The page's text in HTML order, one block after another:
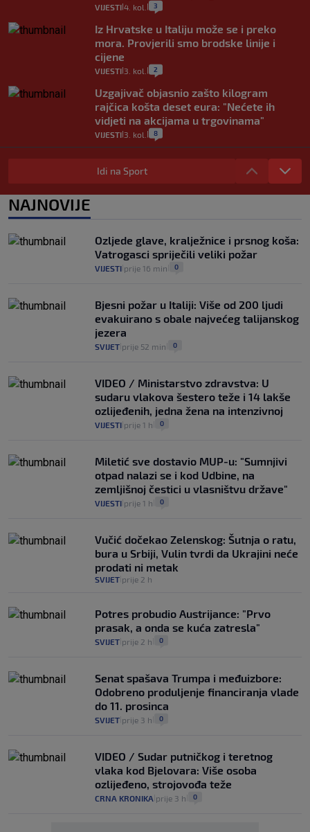
VIJESTI 4. kol. 3
Iz Hrvatske u Italiju može se i preko
mora. Provjerili smo brodske linije i
cijene
VIJESTI 3. kol. 2
Uzgajivač objasnio zašto kilogram
rajčica košta deset eura: "Nećete ih
vidjeti na akcijama u trgovinama"
VIJESTI 3. kol. 8
Selidba je jedno od stresnijih iskustava.
Evo aktualnih cijena i nekoliko savjeta
VIJESTI 2. kol. 0
automobilom na Hvar iz Zagreba, a
koliko iz Osijeka
VIJESTI|2. kol. 14
Idi na Sport
NAJNOVIJE
Ozljede glave, kralježnice i prsnog koša:
Vatrogasci spriječili veliki požar
VIJESTI prije 16 min 0
Bjesni požar u Italiji: Više od 200 ljudi
evakuirano s obale najvećeg talijanskog
jezera
SVIJET prije 52 min 0
VIDEO / Ministarstvo zdravstva: U
sudaru vlakova šestero teže i 14 lakše
ozlijeđenih, jedna žena na intenzivnoj
VIJESTI prije 1 h 0
Miletić sve dostavio MUP-u: "Sumnjivi
otpad nalazi se i kod Udbine, na
zemljišnoj čestici u vlasništvu države"
VIJESTI prije 1 h 0
Vučić dočekao Zelenskog: Šutnja o ratu,
bura u Srbiji, Vulin tvrdi da Ukrajini neće
prodati ni metak
SVIJET prije 2 h
Potres probudio Austrijance: "Prvo
prasak, a onda se kuća zatresla"
SVIJET prije 2 h 0
Senat spašava Trumpa i međuizbore:
Odobreno produljenje financiranja vlade
do 11. prosinca
SVIJET prije 3 h 0
VIDEO / Sudar putničkog i teretnog
vlaka kod Bjelovara: Više osoba
ozlijeđeno, strojovođa teže
CRNA KRONIKA prije 3 h 0